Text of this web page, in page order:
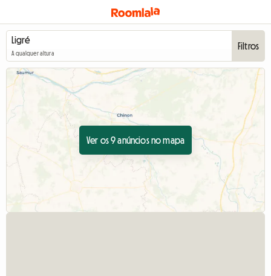
A qualquer altura
Filtros
Ver os 9 anúncios no mapa